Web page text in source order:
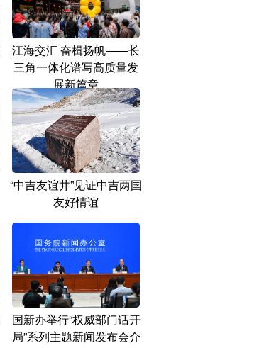
江海交汇 奋楫扬帆——长
三角一体化谱写高质量发
展新篇章
“中吉友谊井”见证中吉两国
友好情谊
国新办举行“权威部门话开
局”系列主题新闻发布会介